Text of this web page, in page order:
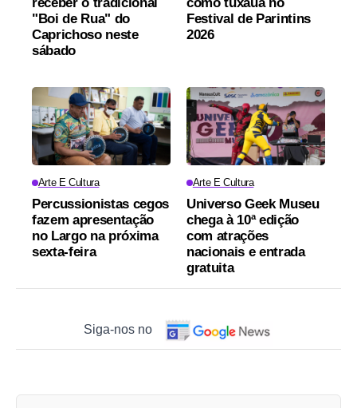
"Boi de Rua" do
Caprichoso neste
sábado
Festival de Parintins
2026
Arte E Cultura
Percussionistas cegos
fazem apresentação
no Largo na próxima
sexta-feira
Arte E Cultura
Universo Geek Museu
chega à 10ª edição
com atrações
nacionais e entrada
gratuita
Siga-nos no